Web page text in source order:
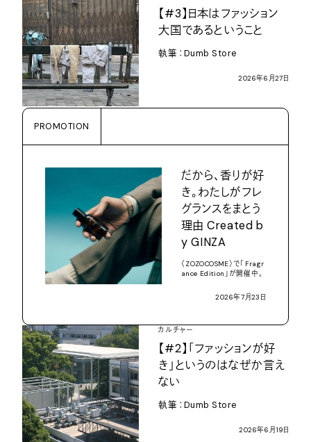
【#3】日本はファッション
大国であるということ
執筆： Dumb Store
2026年6 月27日
PROMOTION
だから、香りが好
き。わたしがフレ
グランスをまとう
理由 Created b
y GINZA
〈 ZOZOCOSME〉で「 Fragr
ance Edition 」が開催中。
2026年7月23 日
カルチャー
【#2】「ファッションが好
き」というのはなぜか言え
ない
執筆： Dumb Store
2026年6 月 19日